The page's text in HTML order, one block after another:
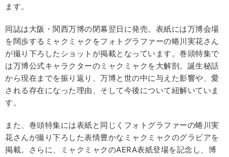
ます。
同誌は大阪・関西万博の閉幕翌日に発売。表紙には万博会場
を闊歩するミャクミャクをフォトグラファーの蜷川実花さん
が撮り下ろしたショットが掲載となっています。巻頭特集で
は万博公式キャラクターのミャクミャクを大解剖。誕生秘話
から現在までを振り返り、万博と世の中に与えた影響や、愛
される存在になった理由、そして今後について紐解いていま
す。
また、巻頭特集には表紙と同じくフォトグラファーの蜷川実
花さんが撮り下ろした表情豊かなミャクミャクのグラビアを
掲載。さらに、ミャクミャクのAERA表紙登場を記念し、博